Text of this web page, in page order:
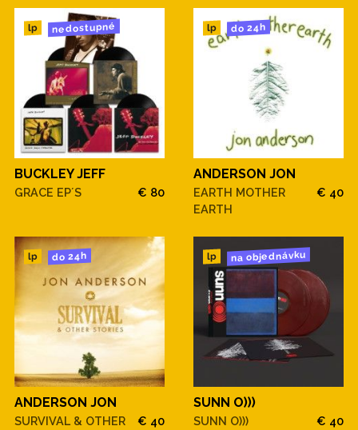
lp nedostupné
BUCKLEY JEFF
GRACE EP´S € 80
lp do 24h
ANDERSON JON
EARTH MOTHER
EARTH
€ 40
lp do 24h
ANDERSON JON
SURVIVAL & OTHER
€ 40
lp na objednávku
SUNN O)))
SUNN O))) € 40